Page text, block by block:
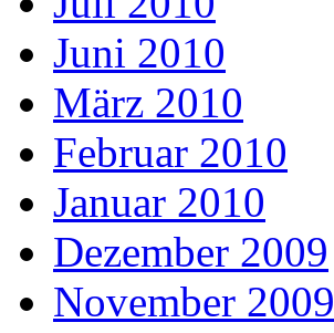
Juni 2010
März 2010
Februar 2010
Januar 2010
Dezember 2009
November 2009